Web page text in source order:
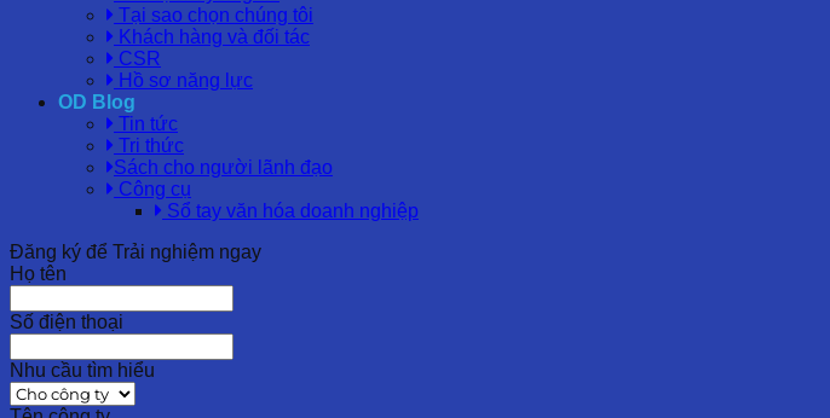
Tại sao chọn chúng tôi
Khách hàng và đối tác
CSR
Hồ sơ năng lực
OD Blog
Tin tức
Tri thức
Sách cho người lãnh đạo
Công cụ
Sổ tay văn hóa doanh nghiệp
Đăng ký để Trải nghiệm ngay
Họ tên
Số điện thoại
Nhu cầu tìm hiểu